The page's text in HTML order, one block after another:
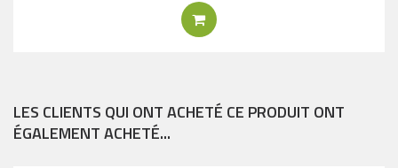
LES CLIENTS QUI ONT ACHETÉ CE PRODUIT ONT
ÉGALEMENT ACHETÉ...